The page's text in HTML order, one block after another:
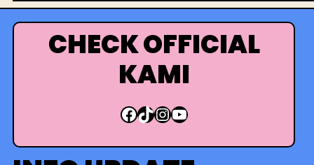
r
i
CHECK OFFICIAL
KAMI
Facebook TikTok InstagramYouTube